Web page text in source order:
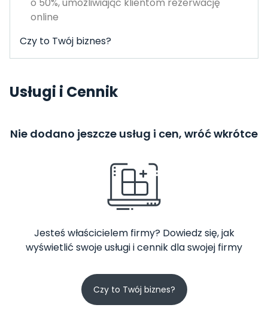
o 50%, umożliwiając klientom rezerwację
online
Czy to Twój biznes?
Usługi i Cennik
Nie dodano jeszcze usług i cen, wróć wkrótce
Jesteś właścicielem firmy? Dowiedz się, jak
wyświetlić swoje usługi i cennik dla swojej firmy
Czy to Twój biznes?